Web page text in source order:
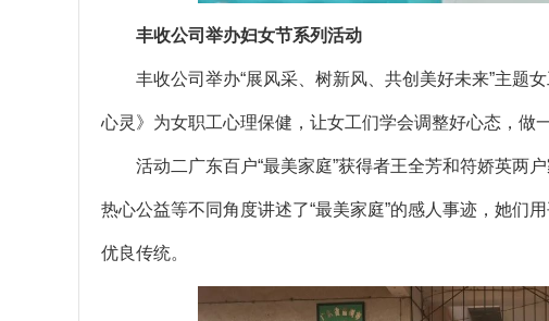
丰收公司举办妇女节系列活动
丰收公司举办“展风采、树新风、共创美好未来”主题
心灵》为女职工心理保健，让女工们学会调整好心态，做
活动二广东百户“最美家庭”获得者王全芳和符娇英两户
热心公益等不同角度讲述了“最美家庭”的感人事迹，她们
优良传统。